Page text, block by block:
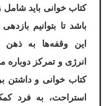
کتاب خوانی باید
باشد تا بتوانیم
این وقفه‌ها به ذهن
انرژی و تمرکز
کتاب خوانی و داشتن
استراحت، به فرد